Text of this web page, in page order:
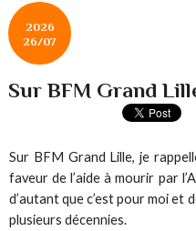
2026
26/07
Sur BFM Grand
Sur BFM Grand Lille, je
faveur de l’aide à mourir par
d’autant que c’est pour moi et
plusieurs décennies.